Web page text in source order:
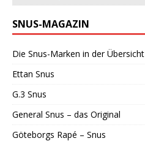
SNUS-MAGAZIN
Die Snus-Marken in der Übersicht
Ettan Snus
G.3 Snus
General Snus – das Original
Göteborgs Rapé – Snus